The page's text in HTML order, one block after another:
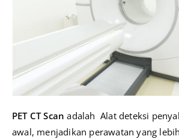
PET CT Scan adalah Alat deteksi
awal, menjadikan perawatan yang